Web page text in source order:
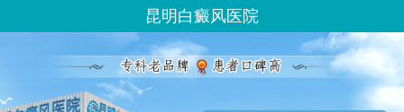
昆明白癜风医院